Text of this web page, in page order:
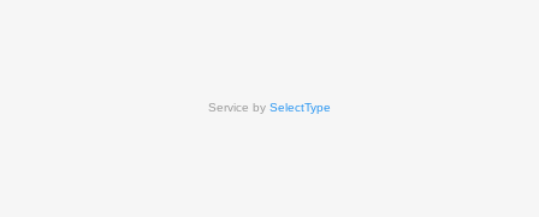
Service by SelectType